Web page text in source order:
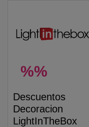
%%
Descuentos
Decoracion
LightInTheBox